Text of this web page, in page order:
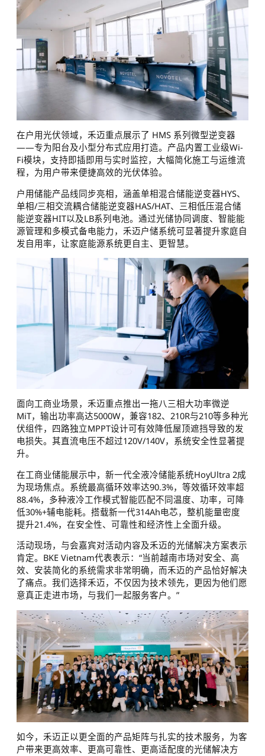
在户用光伏领域，禾迈重点展示了 HMS 系列微型逆变器
——专为阳台及小型分布式应用打造。产品内置工业级Wi-
Fi模块，支持即插即用与实时监控，大幅简化施工与运维流
程，为用户带来便捷高效的光伏体验。
户用储能产品线同步亮相，涵盖单相混合储能逆变器HYS、
单相/三相交流耦合储能逆变器HAS/HAT、三相低压混合储
能逆变器HIT以及LB系列电池。通过光储协同调度、智能能
源管理和多模式备电能力，禾迈户储系统可显著提升家庭自
发自用率，让家庭能源系统更自主、更智慧。
面向工商业场景，禾迈重点推出一拖八三相大功率微逆
MiT，输出功率高达5000W，兼容182、210R与210等多种光
伏组件，四路独立MPPT设计可有效降低屋顶遮挡导致的发
电损失。其直流电压不超过120V/140V，系统安全性显著提
升。
在工商业储能展示中，新一代全液冷储能系统HoyUltra 2成
为现场焦点。系统最高循环效率达90.3%，等效循环效率超
88.4%，多种液冷工作模式智能匹配不同温度、功率，可降
低30%+辅电能耗。搭载新一代314Ah电芯，整机能量密度
提升21.4%，在安全性、可靠性和经济性上全面升级。
活动现场，与会嘉宾对活动内容及禾迈的光储解决方案表示
肯定。BKE Vietnam代表表示：“当前越南市场对安全、高
效、安装简化的系统需求非常明确，而禾迈的产品恰好解决
了痛点。我们选择禾迈，不仅因为技术领先，更因为他们愿
意真正走进市场，与我们一起服务客户。”
如今，禾迈正以更全面的产品矩阵与扎实的技术服务，为客
户带来更高效率、更高可靠性、更高适配度的光储解决方